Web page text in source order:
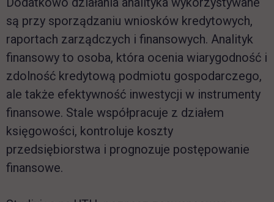
są przy sporządzaniu wniosków kredytowych,
raportach zarządczych i finansowych. Analityk
finansowy to osoba, która ocenia wiarygodność i
zdolność kredytową podmiotu gospodarczego,
ale także efektywność inwestycji w instrumenty
finansowe. Stale współpracuje z działem
księgowości, kontroluje koszty
przedsiębiorstwa i prognozuje postępowanie
finansowe.